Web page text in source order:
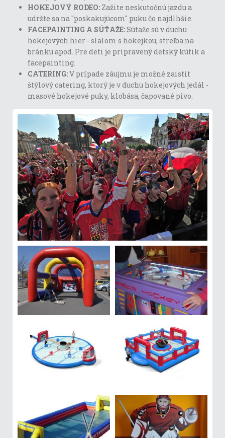
HOKEJOVÝ RODEO: Zažite neskutočnú jazdu a
udržte sa na "poskakujúcom" puku čo najdlhšie.
FACEPAINTING A SÚŤAŽE:Sútaže sú v duchu
hokejových hier - slalom s hokejkou, streľba na
bránku apod. Pre deti je pripravený detský kútik a
facepainting.
CATERING:V prípade záujmu je možné zaistit
štýlový catering, ktorý je v duchu hokejových jedál -
masové hokejové puky, klobása, čapované pivo.